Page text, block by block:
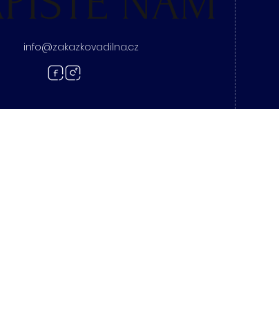
info@zakazkovadilna.cz